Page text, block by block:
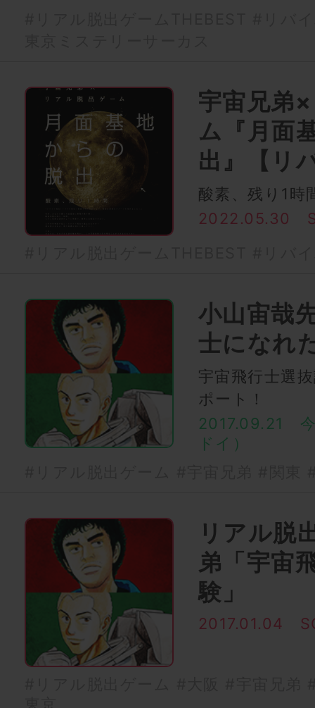
宇宙兄弟
ム『月面
出』【リ
酸素、残り1時
2022.05.30
小山宙哉
士になれ
宇宙飛行士選
ポート！
2017.09.21
ドイ）
リアル脱
弟「宇宙
験」
2017.01.04